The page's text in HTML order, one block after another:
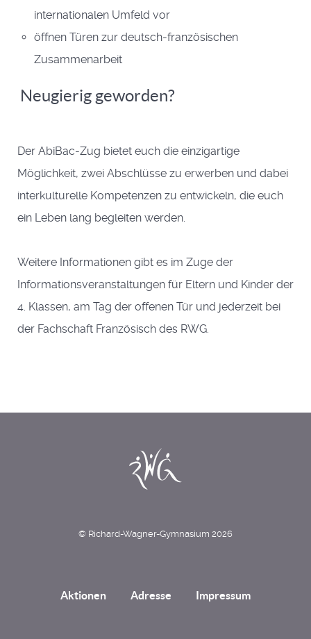
internationalen Umfeld vor
öffnen Türen zur deutsch-französischen
Zusammenarbeit
Neugierig geworden?
Der AbiBac-Zug bietet euch die einzigartige
Möglichkeit, zwei Abschlüsse zu erwerben und dabei
interkulturelle Kompetenzen zu entwickeln, die euch
ein Leben lang begleiten werden.
Weitere Informationen gibt es im Zuge der
Informationsveranstaltungen für Eltern und Kinder der
4. Klassen, am Tag der offenen Tür und jederzeit bei
der Fachschaft Französisch des RWG.
© Richard-Wagner-Gymnasium 2026
Aktionen Adresse Impressum